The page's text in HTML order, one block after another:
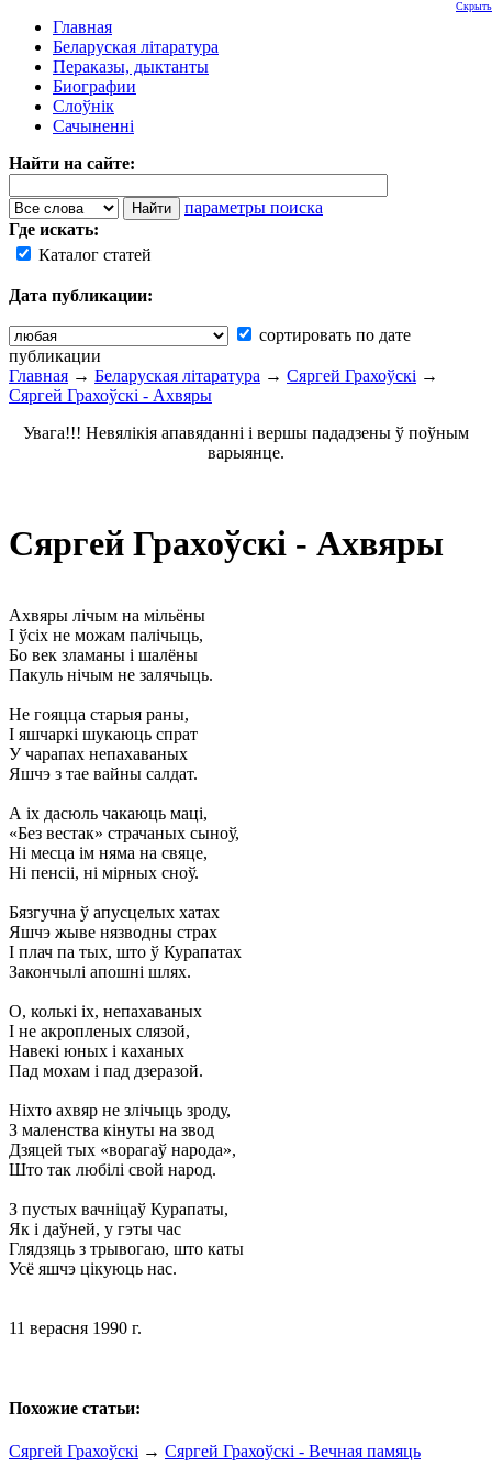
Главная
Беларуская літаратура
Пераказы, дыктанты
Биографии
Слоўнік
Сачыненні
Найти на сайте:
параметры поиска
Где искать:
Каталог статей
Дата публикации:
сортировать по дате
публикации
Скрыть
Главная → Беларуская літаратура → Сяргей Грахоўскі →
Сяргей Грахоўскі - Ахвяры
Увага!!! Невялікія апавяданні і вершы пададзены ў поўным
варыянце.
Сяргей Грахоўскі - Ахвяры
Ахвяры лічым на мільёны
I ўсіх не можам палічыць,
Бо век зламаны і шалёны
Пакуль нічым не залячыць.
Не гояцца старыя раны,
I яшчаркі шукаюць спрат
У чарапах непахаваных
Яшчэ з тае вайны салдат.
А іх дасюль чакаюць маці,
«Без вестак» страчаных сыноў,
Ні месца ім няма на свяце,
Ні пенсіі, ні мірных сноў.
Бязгучна ў апусцелых хатах
Яшчэ жыве нязводны страх
I плач па тых, што ў Курапатах
Закончылі апошні шлях.
О, колькі іх, непахаваных
I не акропленых слязой,
Навекі юных і каханых
Пад мохам і пад дзеразой.
Ніхто ахвяр не злічыць зроду,
З маленства кінуты на звод
Дзяцей тых «ворагаў народа»,
Што так любілі свой народ.
З пустых вачніцаў Курапаты,
Як і даўней, у гэты час
Глядзяць з трывогаю, што каты
Усё яшчэ цікуюць нас.
11 верасня 1990 г.
Похожие статьи:
Сяргей Грахоўскі → Сяргей Грахоўскі - Вечная памяць